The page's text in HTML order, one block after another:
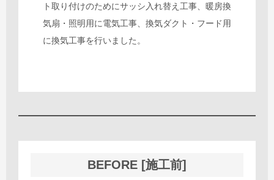
ト取り付けのためにサッシ入れ替え工事、暖房換
気扇・照明用に電気工事、換気ダクト・フード用
に換気工事を行いました。
BEFORE [施工前]